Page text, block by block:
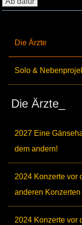
Die Ärzte
Solo &
Die Ärzte_
2027 Eine
dem andern!
2024 Konzerte vor
anderen Konzerten
2024 Konzerte vor